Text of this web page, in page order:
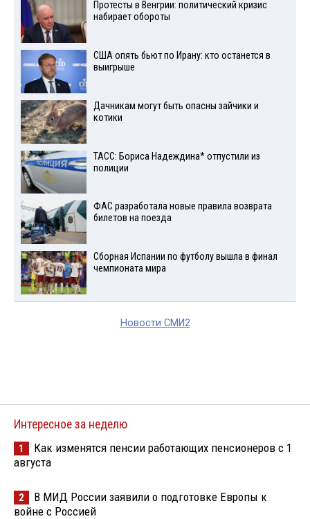
Протесты в Венгрии: политический кризис
набирает обороты
США опять бьют по Ирану: кто останется в
выигрыше
Дачникам могут быть опасны зайчики и
котики
ТАСС: Бориса Надеждина* отпустили из
полиции
ФАС разработала новые правила возврата
билетов на поезда
Сборная Испании по футболу вышла в финал
чемпионата мира
Новости СМИ2
Интересное за неделю
1
Как изменятся пенсии работающих пенсионеров с 1
августа
2
В МИД России заявили о подготовке Европы к
войне с Россией